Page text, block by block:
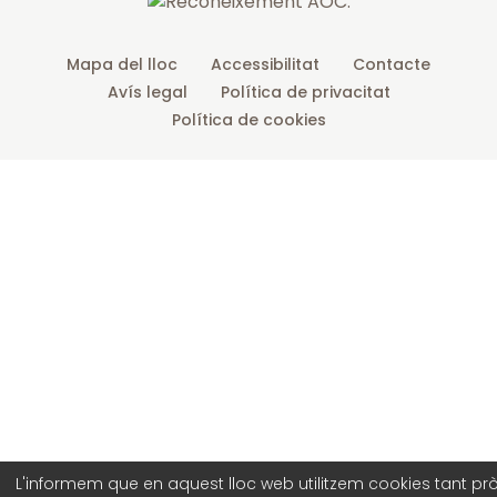
Mapa del lloc Accessibilitat
Contacte
Avís legal
Política de privacitat
Política de cookies
L'informem que en aquest lloc web utilitzem cookies tant